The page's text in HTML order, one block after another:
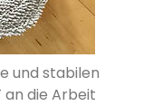
und stabilen
an die Arbeit